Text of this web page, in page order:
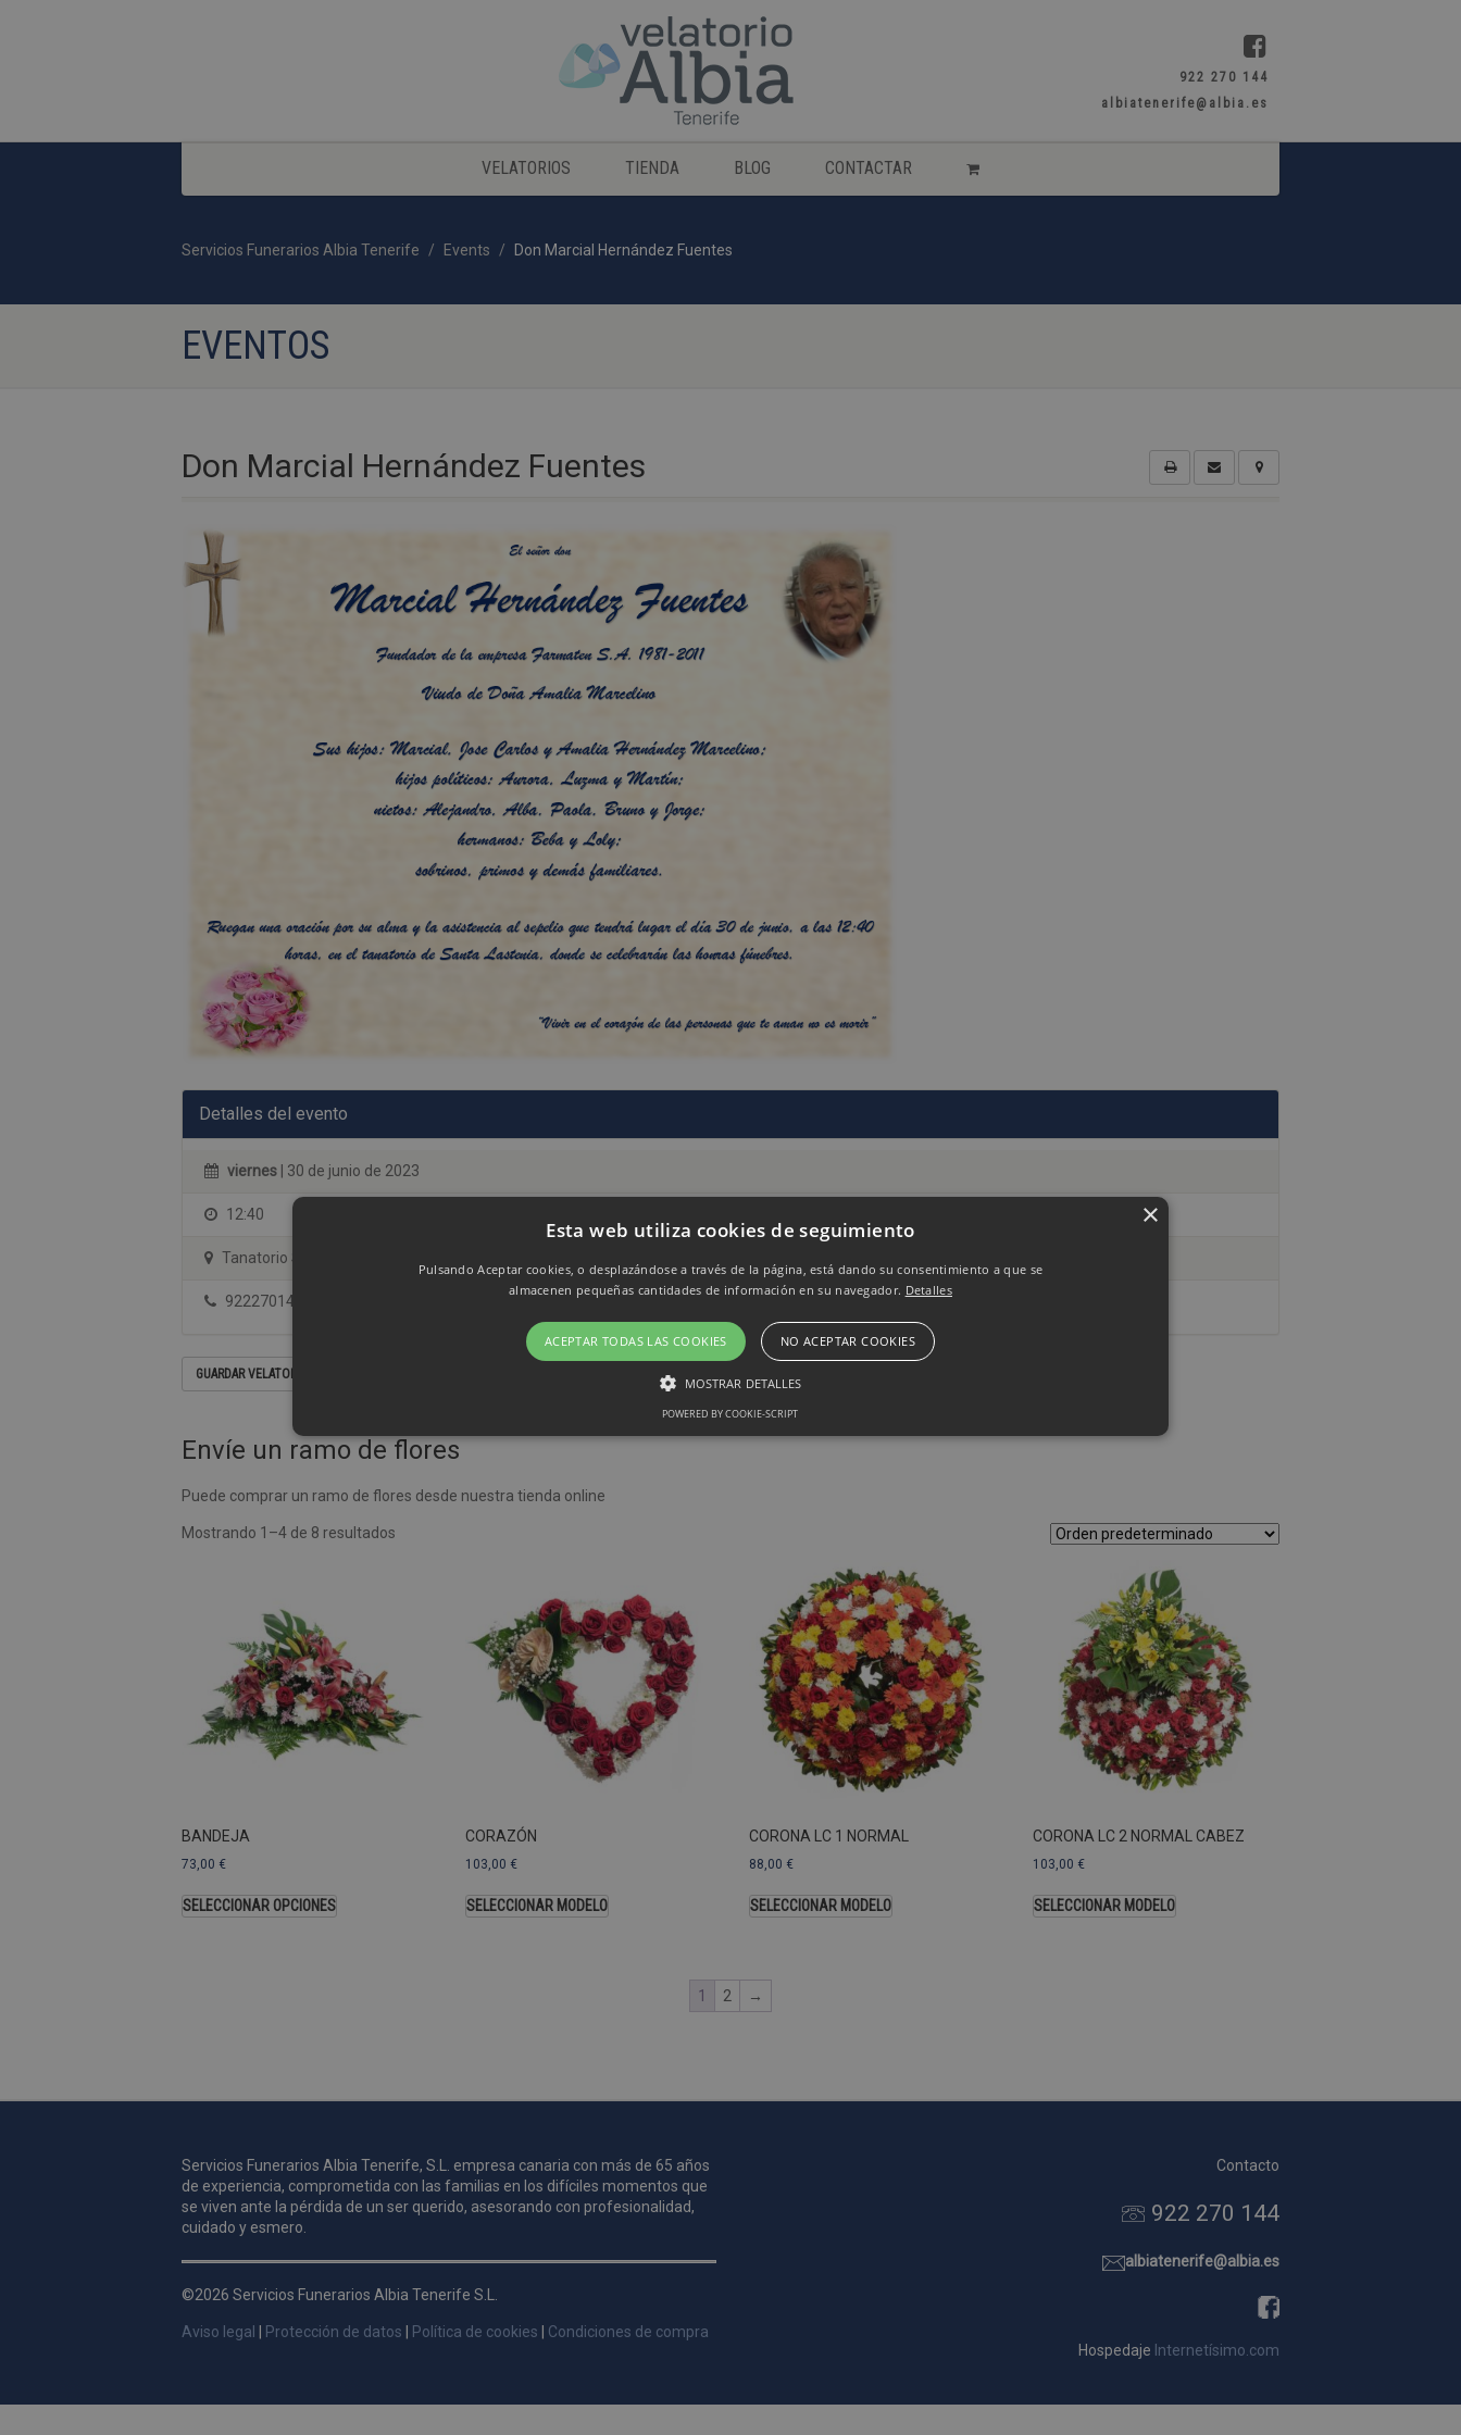
922 270 144
albiatenerife@albia.es
VELATORIOS TIENDA BLOG CONTACTAR
Servicios Funerarios Albia Tenerife Events Don Marcial Hernández Fuentes
EVENTOS
Don Marcial Hernández Fuentes
Detalles del evento
viernes | 30 de junio de 2023
12:40
Tanatorio Santa Lastenia
922270144
GUARDAR VELATORIO EN SU CALENDARIO
Envíe un ramo de flores
Puede comprar un ramo de flores desde nuestra tienda online
Mostrando 1–4 de 8 resultados
BANDEJA
73,00 €
SELECCIONAR OPCIONES
CORAZÓN
103,00 €
SELECCIONAR MODELO
CORONA LC 1 NORMAL
88,00 €
SELECCIONAR MODELO
CORONA LC 2 NORMAL CABEZ
103,00 €
SELECCIONAR MODELO
1 2 →
Servicios Funerarios Albia Tenerife, S.L. empresa canaria con más de 65 años
de experiencia, comprometida con las familias en los difíciles momentos que
se viven ante la pérdida de un ser querido, asesorando con profesionalidad,
cuidado y esmero.
©2026 Servicios Funerarios Albia Tenerife S.L.
Aviso legal | Protección de datos | Política de cookies | Condiciones de compra
Contacto
922 270 144
albiatenerife@albia.es
Hospedaje Internetísimo.com
Esta web utiliza cookies de seguimiento
Pulsando Aceptar cookies, o desplazándose a través de la página, está dando su consentimiento a que se
almacenen pequeñas cantidades de información en su navegador. Detalles
ACEPTAR TODAS LAS COOKIES NO ACEPTAR COOKIES
MOSTRAR DETALLES
Las cookies de rendimiento se utilizan para ver cómo los visitantes usan el sitio web, por ejemplo. cookies analíticas Esas cookies no se pueden
usar para identificar directamente a cierto visitante.
Este nombre de cookie está asociado con Google Universal Analytics, que es
una actualización significativa del servicio de análisis de Google más utilizado.
Esta cookie se utiliza para distinguir usuarios únicos asignando un número
generado aleatoriamente como identificador de cliente. Se incluye en cada
solicitud de página de un sitio y se utiliza para calcular los datos de visitantes,
sesiones y campañas para los informes de análisis de sitios. De forma
predeterminada, caduca después de 2 años, aunque los propietarios de sitios
web pueden personalizarlo.
Dominio Vencimiento
POWERED BY COOKIE-SCRIPT
×